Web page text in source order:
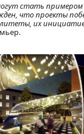
стать примером
что проекты
их